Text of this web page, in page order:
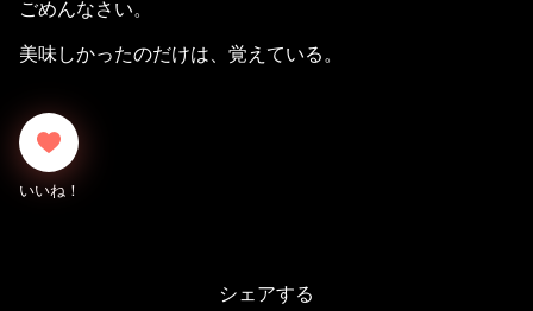
ごめんなさい。
美味しかったのだけは、覚えている。
シェアする